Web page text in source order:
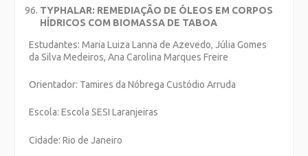
TYPHALAR: REMEDIAÇÃO DE ÓLEOS EM CORPOS
HÍDRICOS COM BIOMASSA DE TABOA
Estudantes: Maria Luiza Lanna de Azevedo, Júlia Gomes
da Silva Medeiros, Ana Carolina Marques Freire
Orientador: Tamires da Nóbrega Custódio Arruda
Escola: Escola SESI Laranjeiras
Cidade: Rio de Janeiro